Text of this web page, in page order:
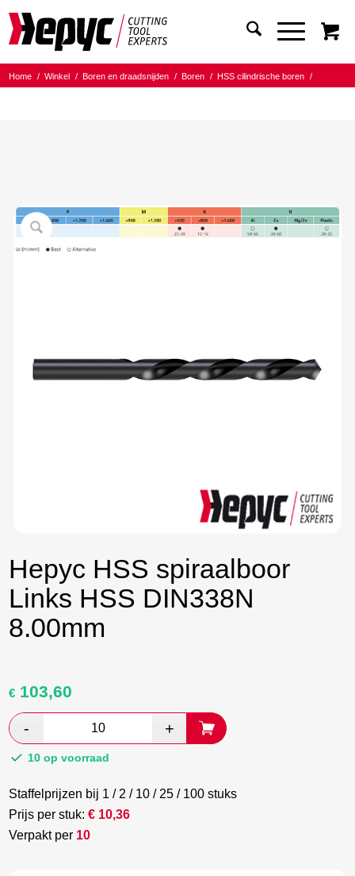
Home / Winkel / Boren en draadsnijden / Boren / HSS cilindrische boren
/
Hepyc HSS spiraalboor
Links HSS DIN338N
8.00mm
Oorspronkelijke
prijs
was:
€ 18,50.
€ 103,60
prijs
€ 10,12.
10 op voorraad
Staffelprijzen bij 1 / 2 / 10 / 25 / 100 stuks
Prijs per stuk:€ 10,36
Verpakt per 10